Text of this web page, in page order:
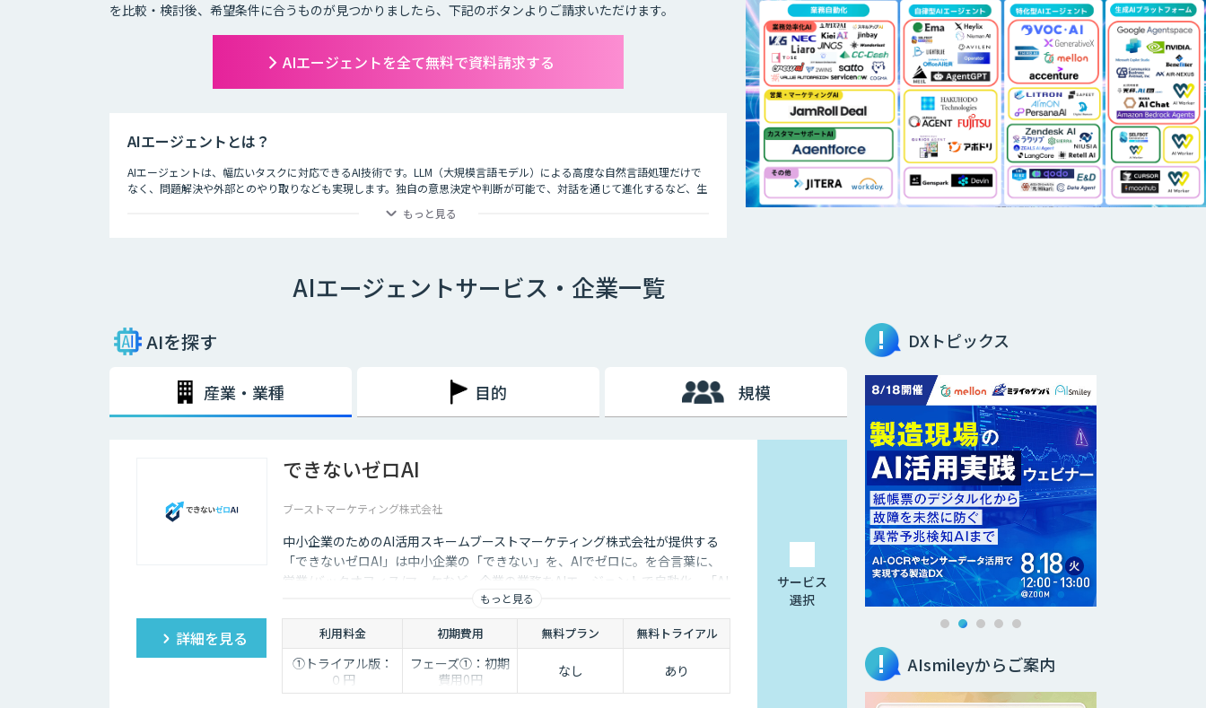
を比較・検討後、希望条件に合うものが見つかりましたら、下記のボタンよりご請求いただけます。
AIエージェントを全て無料で資料請求する
AIエージェントとは？
AIエージェントは、幅広いタスクに対応できるAI技術です。LLM（大規模言語モデル）による高度な自然言語処理だけで
なく、問題解決や外部とのやり取りなども実現します。独自の意思決定や判断が可能で、対話を通じて進化するなど、生
業でも活用されています。 本記事では、AIエージェントの概要や特徴、主な種類、導入によるメリットなどについてわか
もっと見る
AIエージェントサービス・企業一覧
AIを探す
産業・業種 目的 規模
できないゼロAI
ブーストマーケティング株式会社
中小企業のためのAI活用スキームブーストマーケティング株式会社が提供する
「できないゼロAI」は中小企業の「できない」を、AIでゼロに。を合言葉に、
営業/バックオフィス/マーケなど、企業の業務をAIエージェントで自動化。「AI
を作る」のではなく「業務が止まらない状態」を提供し、企業の生産性を根本
から変えます。
もっと見る
詳細を見る 利用料金 初期費用 無料プラン 無料トライアル
①トライアル版：
０円
②無償DSL＋AIはじ
フェーズ①：初期
費用0円
フェーズ②：初期
なし あり
サービス
選択
DXトピックス
AIsmileyからご案内